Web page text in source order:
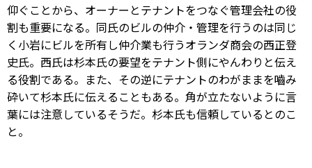
仰ぐことから、オーナーとテナントをつなぐ管理会社の役
割も重要になる。同氏のビルの仲介・管理を行うのは同じ
く小岩にビルを所有し仲介業も行うオランダ商会の西正登
史氏。西氏は杉本氏の要望をテナント側にやんわりと伝え
る役割である。また、その逆にテナントのわがままを嚙み
砕いて杉本氏に伝えることもある。角が立たないように言
葉には注意しているそうだ。杉本氏も信頼しているとのこ
と。